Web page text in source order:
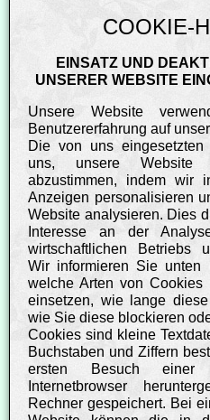
COOKIE-
EINSATZ UND
UNSERER WEBSITE
Unsere Website
Benutzererfahrung auf
Die von uns
uns, unsere Website
abzustimmen, indem wir
Anzeigen personalisieren
Website analysieren. Dies
Interesse an der
wirtschaftlichen Betriebs
Wir informieren Sie
welche Arten von
einsetzen, wie lange
wie Sie diese blockieren
Cookies sind kleine
Buchstaben und Ziffern
ersten Besuch
Internetbrowser
Rechner gespeichert. Bei